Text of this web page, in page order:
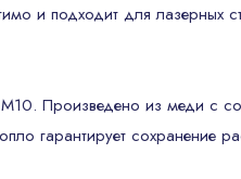
и подходит для лазерных
Произведено из меди с
гарантирует сохранение